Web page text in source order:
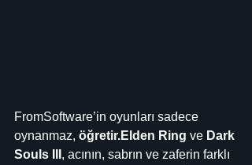
FromSoftware’in oyunları sadece
oynanmaz, öğretir.Elden Ring ve Dark
Souls III , acının, sabrın ve zaferin farklı